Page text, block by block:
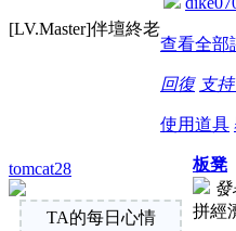
[LV.Master]伴壇終老
查看全部
回復 支持
使用道具
tomcat28
TA的每日心情
板凳
發
拼經